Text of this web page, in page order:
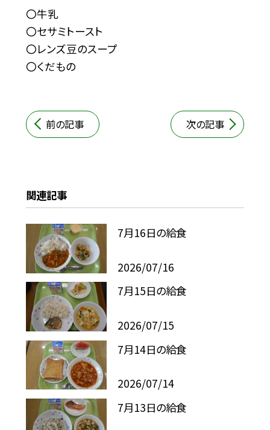
〇牛乳
〇セサミトースト
〇レンズ豆のスープ
〇くだもの
前の記事 次の記事
関連記事
7月16日の給食
2026/07/16
7月15日の給食
2026/07/15
7月14日の給食
2026/07/14
7月13日の給食